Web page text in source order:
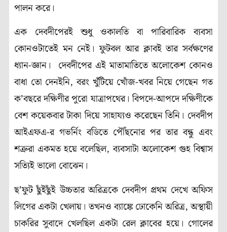
পালন করে।
এক দেবদীপেরই শুধু ওকালতি বা পারিবারিক ব্যবসা
কোনওটাতেই মন নেই। ফুটবল আর ক্লাবই তার সর্বক্ষণের
ধ্যান-জ্ঞান। দেবদীপের এই মাতামাতিতে অলোকেশ কোনও
বাধা তো দেনইনি, বরং খুঁটিয়ে খোঁজ-খবর নিয়ে গেছেন গত
ক’বছরে দক্ষিণীর পুরো যাত্রাপথের। বিপদে-আপদে দক্ষিণীকে
বেশ কয়েকবার টাকা দিয়ে সাহায্যও করেছেন তিনি। দেবদীপ
আইএফএ-র গভর্নিং বডিতে পৌঁছনোর পর তার বন্ধু এবং
শত্রুরা একমত হয়ে বলেছিল, ব্যবসাটা অলোকেশ গুহ বিশ্বাস
সত্যিই ভালো বোঝেন।
ছ’ফুট ছুঁইছুঁই উচ্চতার অরিত্রকে দেবদীপ প্রথম দেখে অফিস
লিগের একটা খেলায়। তখনও ব্যাঙ্কে ঢোকেনি অরিত্র, অস্থায়ী
চাকরির সুবাদে খেলছিল একটা রেল ক্লাবের হয়ে। গোলের